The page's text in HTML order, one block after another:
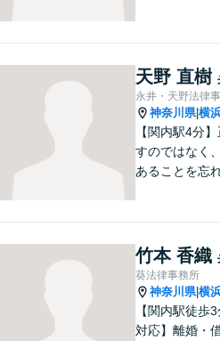
天野 直樹
永井・天野法律
神奈川県|横
【関内駅4分
すのではなく
あることを忘
護士に相談す
わからないと
軽にご相談く
竹本 香織
葵法律事務所
神奈川県|横
【関内駅徒歩
対応】離婚・